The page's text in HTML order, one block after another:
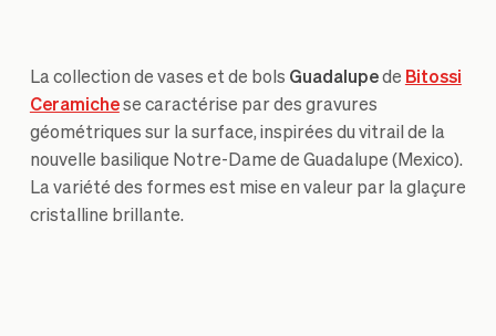
La collection de vases et de bols Guadalupede Bitossi
Ceramichese caractérise par des gravures
géométriques sur la surface, inspirées du vitrail de la
nouvelle basilique Notre-Dame de Guadalupe (Mexico).
La variété des formes est mise en valeur par la glaçure
cristalline brillante.